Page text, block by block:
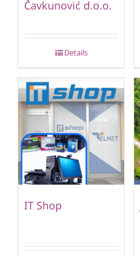
Čavkunović d.o.o.
Details
IT Shop